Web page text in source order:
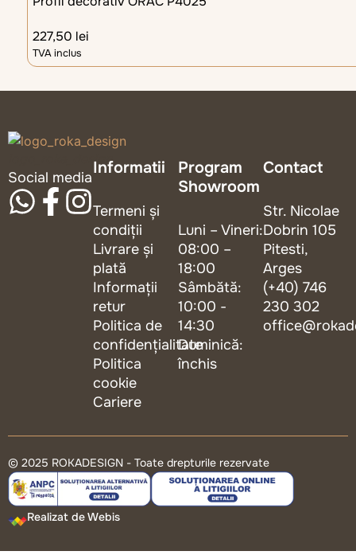
227,50 lei
TVA inclus
logo_roka_design
Social media
Informatii
Termeni și
condiții
Livrare și
plată
Informații
retur
Politica de
confidențialitate
Politica
cookie
Cariere
Program
Showroom
Luni – Vineri:
08:00 –
18:00
Sâmbătă:
10:00 -
14:30
Duminică:
închis
Contact
Str. Nicolae
Dobrin 105
Pitesti,
Arges
(+40) 746
230 302
© 2025 ROKADESIGN - Toate drepturile rezervate
Realizat de Webis